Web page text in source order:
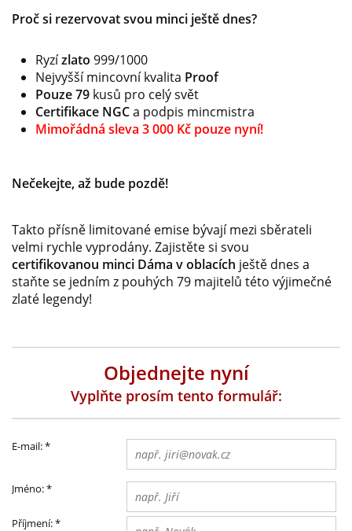
Proč si rezervovat svou minci ještě dnes?
Ryzízlato 999/1000
Nejvyšší mincovní kvalita Proof
Pouze 79 kusů pro celý svět
Certifikace NGCa podpis mincmistra
Mimořádná sleva 3 000 Kč pouze nyní!
Nečekejte, až bude pozdě!
Takto přísně limitované emise bývají mezi sběrateli
velmi rychle vyprodány. Zajistěte si svou
certifikovanou minci Dáma v oblacích ještě dnes a
staňte se jedním z pouhých 79 majitelů této výjimečné
zlaté legendy!
Objednejte nyní
Vyplňte prosím tento formulář:
E-mail:*
Jméno:*
Příjmení:*